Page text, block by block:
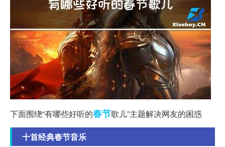
下面围绕“有哪些好听的春节歌儿”主题解决网友的困惑
十首经典春节音乐